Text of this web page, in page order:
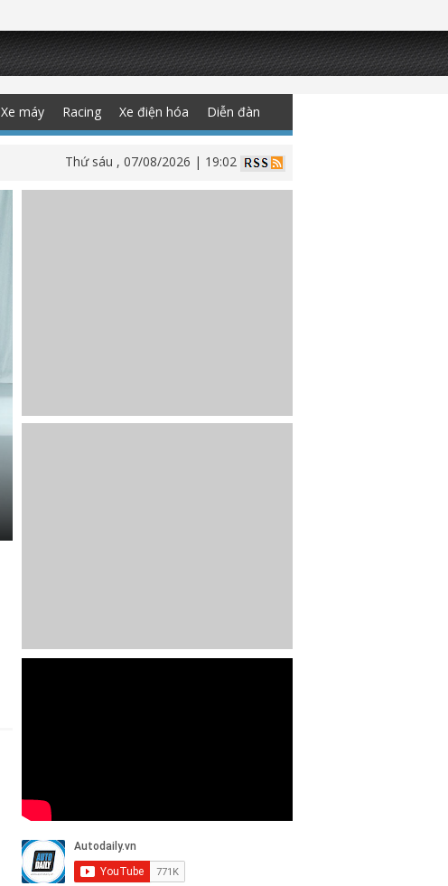
Xe máy Racing Xe điện hóa Diễn đàn
Thứ sáu , 07/08/2026 | 19:02